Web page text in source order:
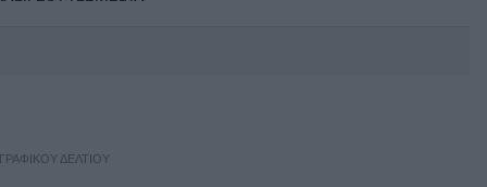
ΔΕΛΤΊΟΥ